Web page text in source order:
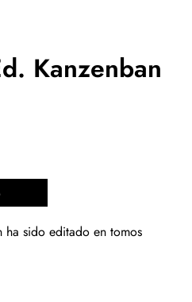
Kanzenban
ha sido editado en tomos